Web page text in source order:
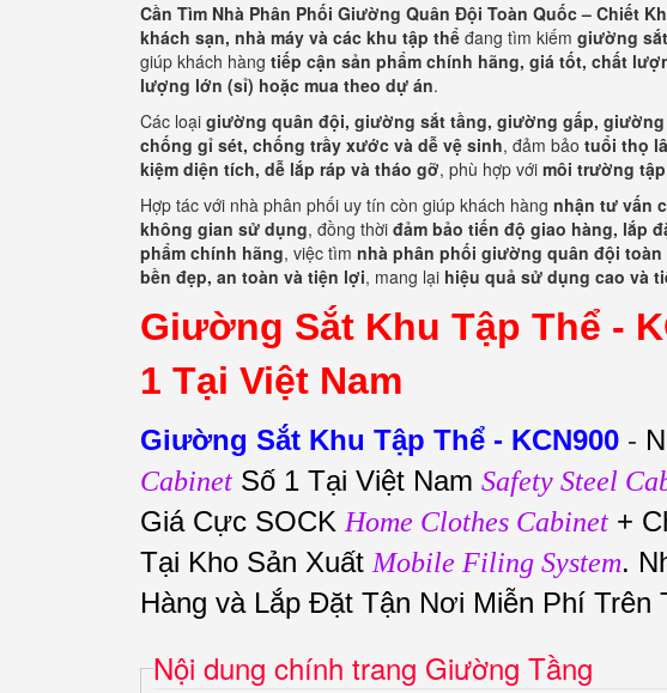
Cần Tìm Nhà Phân Phối Giường Quân Đội Toàn Quốc – Chiết
khách sạn, nhà máy và các khu tập thể đang tìm kiếm giường
giúp khách hàng tiếp cận sản phẩm chính hãng, giá tốt, chất
lượng lớn (sỉ) hoặc mua theo dự án.
Các loại giường quân đội, giường sắt tầng, giường gấp,
chống gỉ sét, chống trầy xước và dễ vệ sinh, đảm bảo tuổi thọ
kiệm diện tích, dễ lắp ráp và tháo gỡ, phù hợp với môi trường
Hợp tác với nhà phân phối uy tín còn giúp khách hàng nhận tư vấn
không gian sử dụng, đồng thời đảm bảo tiến độ giao hàng, lắp
phẩm chính hãng, việc tìm nhà phân phối giường quân đội toàn
bền đẹp, an toàn và tiện lợi, mang lại hiệu quả sử dụng cao và
Giường Sắt Khu Tập Thể -
1 Tại Việt Nam
Giường Sắt Khu Tập Thể - KCN900 -
Cabinet Số 1 Tại Việt Nam Safety Steel
Giá Cực SOCK Home Clothes Cabinet +
Tại Kho Sản Xuất Mobile Filing System.
Hàng và Lắp Đặt Tận Nơi Miễn Phí Trên
Nội dung chính trang Giường Tầng